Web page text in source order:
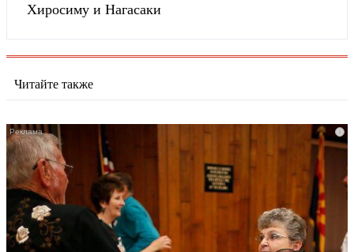
Хиросиму и Нагасаки
Читайте также
i